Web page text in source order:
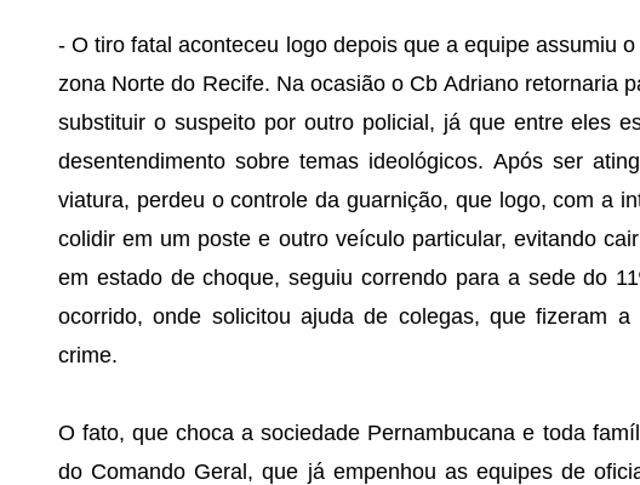
- O tiro fatal aconteceu logo depois que a equipe assumiu
zona Norte do Recife. Na ocasião o Cb Adriano retornaria
substituir o suspeito por outro policial, já que entre eles
desentendimento sobre temas ideológicos. Após ser
viatura, perdeu o controle da guarnição, que logo, com a
colidir em um poste e outro veículo particular, evitando
em estado de choque, seguiu correndo para a sede do
ocorrido, onde solicitou ajuda de colegas, que fizeram
crime.
O fato, que choca a sociedade Pernambucana e toda
do Comando Geral, que já empenhou as equipes de